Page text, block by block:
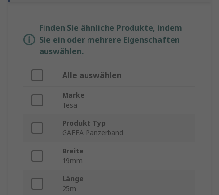
Finden Sie ähnliche Produkte, indem
Sie ein oder mehrere Eigenschaften
auswählen.
Alle auswählen
Marke
Tesa
Produkt Typ
GAFFA Panzerband
Breite
19mm
Länge
25m